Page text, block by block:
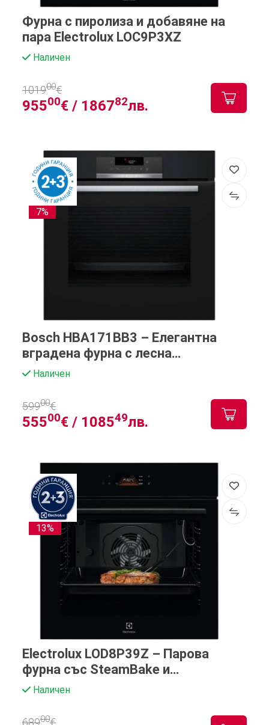
Фурна с пиролиза и добавяне на
пара Electrolux LOC9P3XZ
Наличен
95500€ / 186782лв.
101900€
7%
Bosch HBA171BB3 – Елегантна
вградена фурна с лесна
поддръжка
Наличен
55500€ / 108549лв.
59900€
13%
Electrolux LOD8P39Z – Парова
фурна със SteamBake и
SurroundCook
Наличен
68900€